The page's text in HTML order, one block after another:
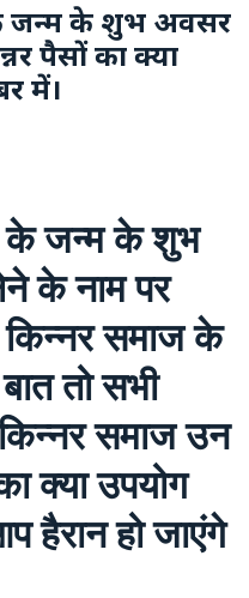
के जन्म के शुभ अवसर
पैसों का क्या
में।
के जन्म के शुभ
के नाम पर
समाज के
तो सभी
समाज उन
क्या उपयोग
हो जाएंगे